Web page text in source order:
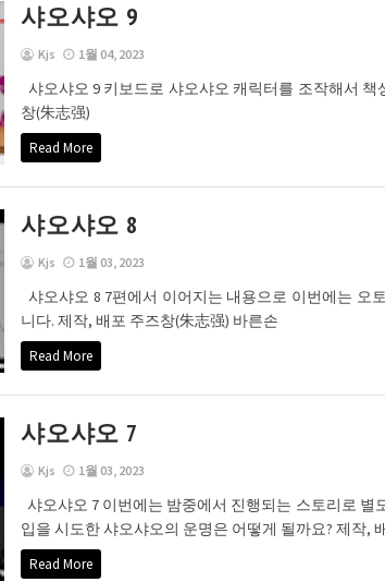
샤오샤오 9
Kjs 1월 04, 2023
샤오샤오 9 키보드로 샤오샤오 캐릭터를 조작해서
창(朱志强)
Read More
샤오샤오 8
Kjs 1월 03, 2023
샤오샤오 8 7편에서 이어지는 내용으로 이번에는 오
니다. 제작, 배포 주즈창(朱志强) 바른손
Read More
샤오샤오 7
Kjs 1월 03, 2023
샤오샤오 7 이번에는 밤중에서 진행되는 스토리로
입을 시도한 샤오샤오의 운명은 어떻게 될까요? 제작,
Read More